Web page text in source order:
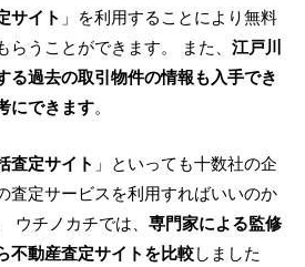
サイト 」を利用することにより無料
うことができます。 また、 江戸川
る過去の取引物件の情報も入手でき
にできます。
査定サイト 」といっても十数社の企
査定サービスを利用すればいいのか
ウチノカチでは、 専門家による監修
不動産査定サイトを比較しました